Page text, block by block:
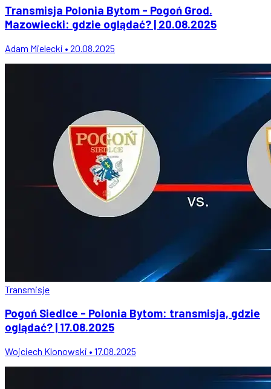
Transmisja Polonia Bytom - Pogoń Grod.
Mazowiecki: gdzie oglądać? | 20.08.2025
Adam Mielecki • 20.08.2025
Transmisje
Pogoń Siedlce - Polonia Bytom: transmisja, gdzie
oglądać? | 17.08.2025
Wojciech Klonowski • 17.08.2025